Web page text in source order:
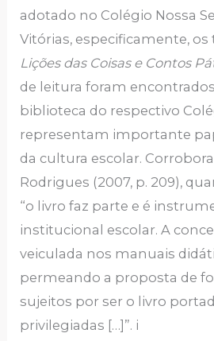
adotado no Colégio Nossa
Vitórias, especificamente,
Lições das Coisas e Contos
de leitura foram
biblioteca do respectivo
representam importante
da cultura escolar.
Rodrigues (2007, p. 209),
“o livro faz parte e é
institucional escolar. A
veiculada nos manuais
permeando a proposta de
sujeitos por ser o livro
privilegiadas […]”. i